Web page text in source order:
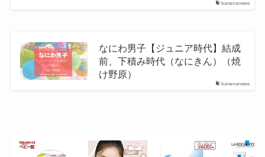
banananews
banananews
なにわ男子【ジュニア時代】結成
前、下積み時代（なにきん）（焼
け野原）